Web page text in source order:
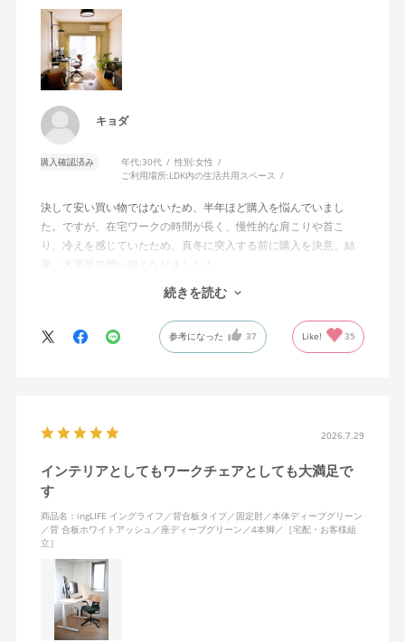
キョダ
購入確認済み 年代:30代 性別:女性
ご利用場所:LDK内の生活共用スペース
決して安い買い物ではないため、半年ほど購入を悩んでいまし
た。ですが、在宅ワークの時間が長く、慢性的な肩こりや首こ
り、冷えを感じていたため、真冬に突入する前に購入を決意。結
果、大満足の買い物となりました！
わたしはモニター2台を使って作業をしていますが、前のめりの姿
勢で作業に集中をしたいときも、少し引いて2台のモニター全体を
俯瞰したいときも、自分の動きに座面が前後してついてきてくれ
うど背面の角が肩甲骨の下にあたるのが気持ちいい……！
座面はゆらゆら左右にも揺れて、スキマなく続きがちなオンライ
ンミーティングの時間も、からだを動かすことでリラックスでき
ます。使ってみて気づいたことですが、固定肘の裏面、にぎった
ときに指があたる部分が、ほどよくプニプニと柔らかく安心感が
ありますね。
無意識にムダな力が入った状態でPC作業をする毎日でしたが、か
らだに余計な力をかけず、集中して座り続けられるようになりま
した。
続きを読む
参考になった 37 Like! 35
2026.7.29
インテリアとしてもワークチェアとしても大満足で
す
商品名：ingLIFE イングライフ／背合板タイプ／固定肘／本体ディープグリーン
／背 合板ホワイトアッシュ／座ディープグリーン／4本脚／［宅配・お客様組
立］